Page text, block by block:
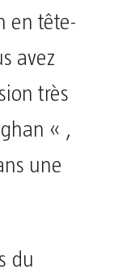
en tête-
avez
très
« ,
une
du